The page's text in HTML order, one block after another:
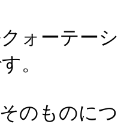
ォーテー
。
のものに